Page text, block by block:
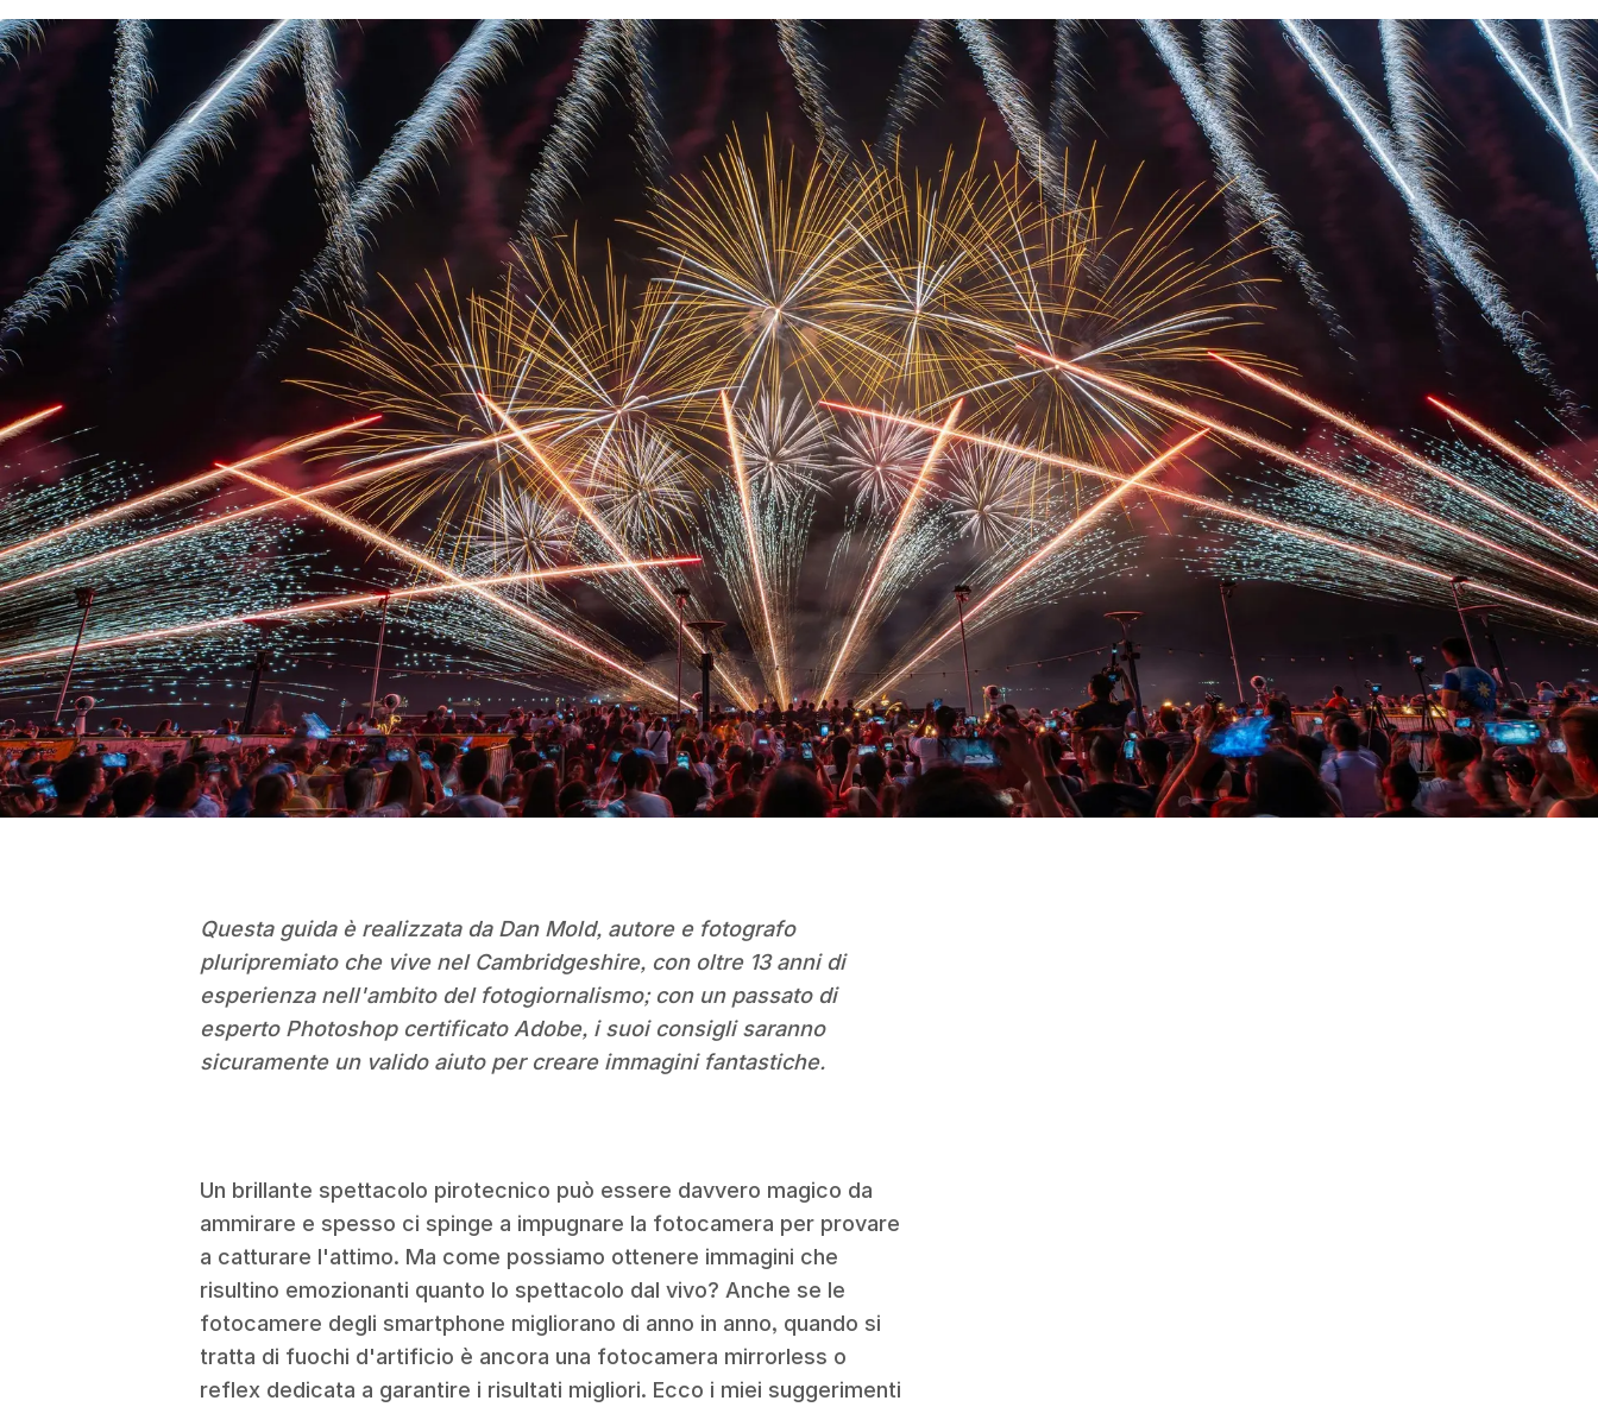
Questa guida è realizzata da Dan Mold, autore e fotografo
pluripremiato che vive nel Cambridgeshire, con oltre 13 anni di
esperienza nell'ambito del fotogiornalismo; con un passato di
esperto Photoshop certificato Adobe, i suoi consigli saranno
sicuramente un valido aiuto per creare immagini fantastiche.
Un brillante spettacolo pirotecnico può essere davvero magico da
ammirare e spesso ci spinge a impugnare la fotocamera per provare
a catturare l'attimo. Ma come possiamo ottenere immagini che
risultino emozionanti quanto lo spettacolo dal vivo? Anche se le
fotocamere degli smartphone migliorano di anno in anno, quando si
tratta di fuochi d'artificio è ancora una fotocamera mirrorless o
reflex dedicata a garantire i risultati migliori. Ecco i miei suggerimenti